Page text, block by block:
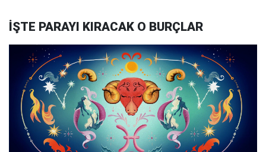
İŞTE PARAYI KIRACAK O BURÇLAR